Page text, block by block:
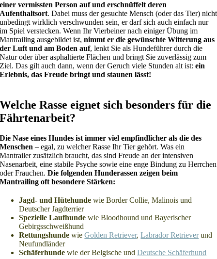
einer vermissten Person auf und erschnüffelt deren
Aufenthaltsort. Dabei muss der gesuchte Mensch (oder das Tier) nicht
unbedingt wirklich verschwunden sein, er darf sich auch einfach nur
im Spiel verstecken. Wenn Ihr Vierbeiner nach einiger Übung im
Mantrailing ausgebildet ist,nimmt er die gewünschte Witterung aus
der Luft und am Boden auf, lenkt Sie als Hundeführer durch die
Natur oder über asphaltierte Flächen und bringt Sie zuverlässig zum
Ziel. Das gilt auch dann, wenn der Geruch viele Stunden alt ist:ein
Erlebnis, das Freude bringt und staunen lässt!
Welche Rasse eignet sich besonders für die
Fährtenarbeit?
Die Nase eines Hundes ist immer viel empfindlicher als die des
Menschen – egal, zu welcher Rasse Ihr Tier gehört. Was ein
Mantrailer zusätzlich braucht, das sind Freude an der intensiven
Nasenarbeit, eine stabile Psyche sowie eine enge Bindung zu Herrchen
oder Frauchen.Die folgenden Hunderassen zeigen beim
Mantrailing oft besondere Stärken:
Jagd- und Hütehunde wie Border Collie, Malinois und
Deutscher Jagdterrier
Spezielle Laufhunde wie Bloodhound und Bayerischer
Gebirgsschweißhund
RettungshundewieGolden Retriever,Labrador Retrieverund
Neufundländer
Schäferhunde wie der Belgische undDeutsche Schäferhund